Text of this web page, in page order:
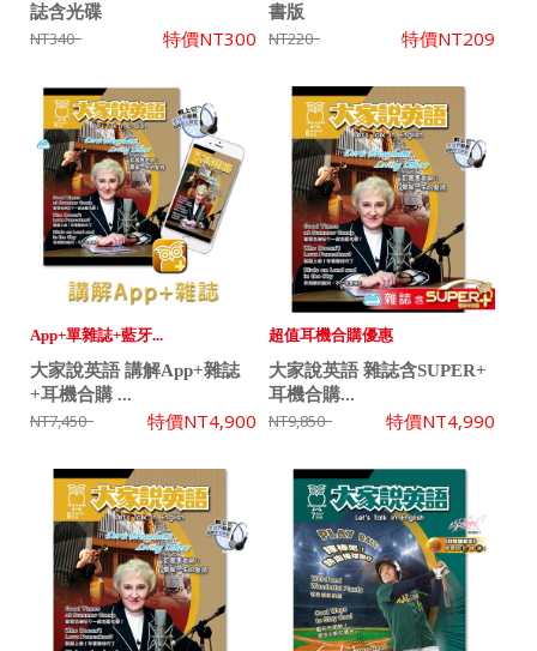
誌含光碟
NT340 特價NT300
書版
NT220 特價NT209
App+單雜誌+藍牙...
大家說英語 講解App+雜誌
+耳機合購 ...
NT7,450 特價NT4,900
超值耳機合購優惠
大家說英語 雜誌含SUPER+
耳機合購...
NT9,850 特價NT4,990